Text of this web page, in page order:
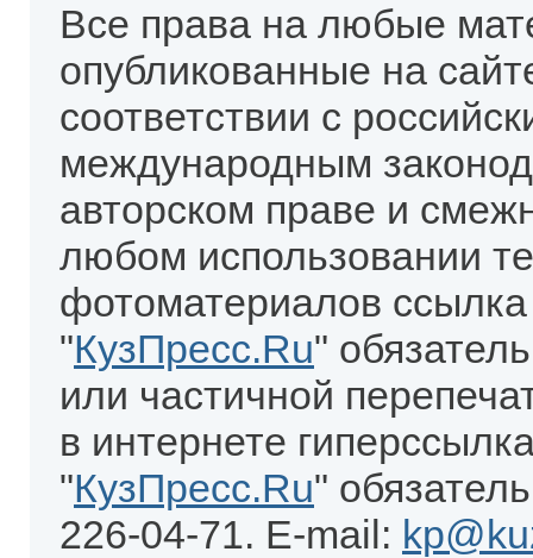
Все права на любые
опубликованные на
соответствии с
международным
авторском праве и
любом использовании
фотоматериалов
"КузПресс.Ru"
или частичной
в интернете
"КузПресс.Ru"
226-04-71. E-mail: